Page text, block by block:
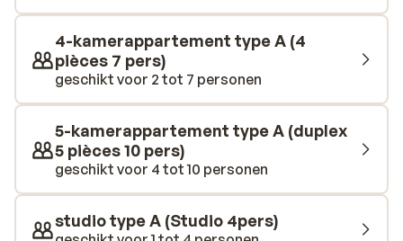
op de piste is het tijd voor een welverdiend diner bij een
gezellig restaurantje. Dit wordt vast en zeker een
topvakantie!
4-kamerappartement type A (4
pièces 7 pers)
geschikt voor 2 tot 7 personen
5-kamerappartement type A (duplex
5 pièces 10 pers)
geschikt voor 4 tot 10 personen
studio type A (Studio 4pers)